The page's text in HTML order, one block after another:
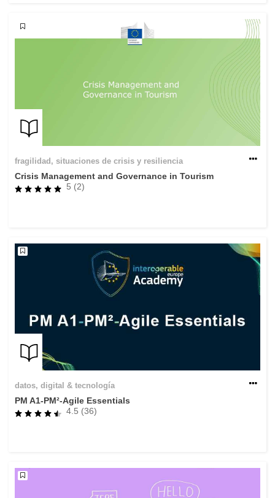
fragilidad, situaciones de crisis y resiliencia
Crisis Management and Governance in Tourism
5 (2)
datos, digital & tecnología
PM A1-PM²-Agile Essentials
4.5 (36)